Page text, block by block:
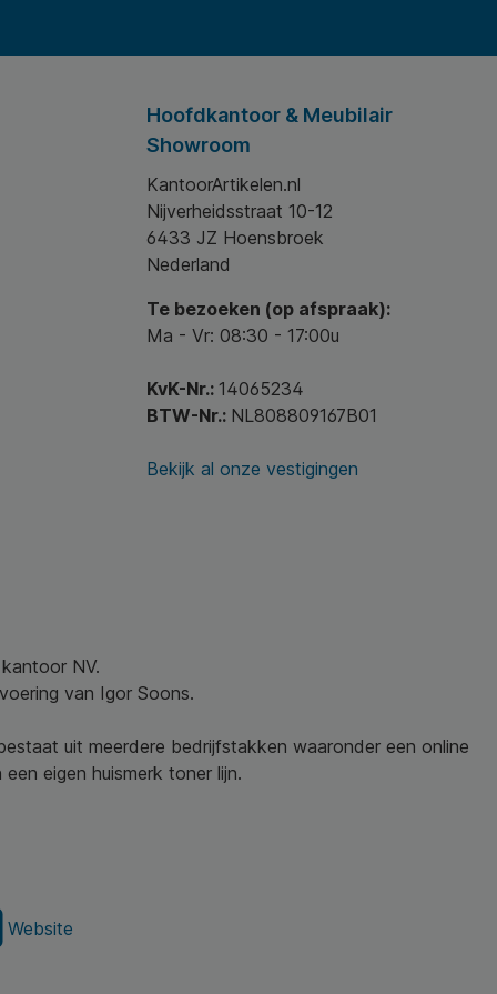
Hoofdkantoor & Meubilair
Showroom
KantoorArtikelen.nl
Nijverheidsstraat 10-12
6433 JZ Hoensbroek
Nederland
Te bezoeken (op afspraak):
Ma - Vr: 08:30 - 17:00u
KvK-Nr.: 14065234
BTW-Nr.: NL808809167B01
Bekijk al onze vestigingen
NV.
van Igor Soons.
uit meerdere bedrijfstakken waaronder een online
eigen huismerk toner lijn.
Website